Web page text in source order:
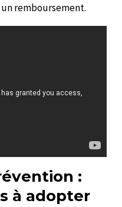
remboursement.
:
à adopter